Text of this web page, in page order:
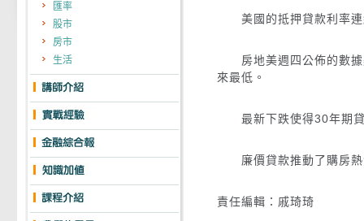
匯率
股市
房市
生活
美國的抵押貸款利率連
房地美週四公佈的數據
來最低。
最新下跌使得30年期貸
廉價貸款推動了購房熱
責任編輯：戚琦琦